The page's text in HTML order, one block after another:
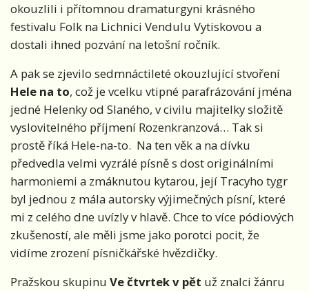
okouzlili i přítomnou dramaturgyni krásného
festivalu Folk na Lichnici Vendulu Vytiskovou a
dostali ihned pozvání na letošní ročník.
A pak se zjevilo sedmnáctileté okouzlující stvoření
Hele na to, což je vcelku vtipné parafrázování jména
jedné Helenky od Slaného, v civilu majitelky složitě
vyslovitelného příjmení Rozenkranzová… Tak si
prostě říká Hele-na-to. Na ten věk a na dívku
předvedla velmi vyzrálé písně s dost originálními
harmoniemi a zmáknutou kytarou, její Tracyho tygr
byl jednou z mála autorsky výjimečných písní, které
mi z celého dne uvízly v hlavě. Chce to více pódiových
zkušeností, ale měli jsme jako porotci pocit, že
vidíme zrození písničkářské hvězdičky.
Pražskou skupinu Ve čtvrtek v pět už znalci žánru